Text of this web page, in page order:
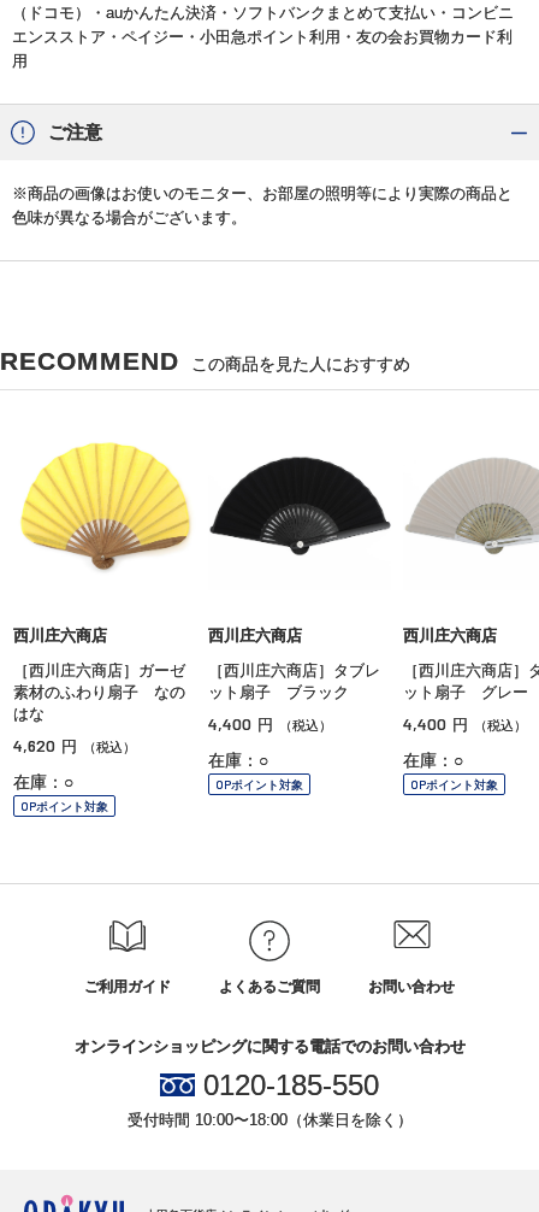
（ドコモ）・auかんたん決済・ソフトバンクまとめて支払い・コンビニ
エンスストア・ペイジー・小田急ポイント利用・友の会お買物カード利
用
ご注意
※商品の画像はお使いのモニター、お部屋の照明等により実際の商品と
色味が異なる場合がございます。
RECOMMEND この商品を見た人におすすめ
西川庄六商店
［西川庄六商店］ガーゼ
素材のふわり扇子 なの
はな
4,620 円 （税込）
在庫：○
OPポイント対象
西川庄六商店
［西川庄六商店］タブレ
ット扇子 ブラック
4,400 円 （税込）
在庫：○
OPポイント対象
西川庄六商店
［西川庄六商店］
ット扇子 グレー
4,400 円 （税込）
在庫：○
OPポイント対象
ご利用ガイド よくあるご質問 お問い合わせ
オンラインショッピングに関する電話でのお問い合わせ
0120-185-550
受付時間 10:00〜18:00（休業日を除く）